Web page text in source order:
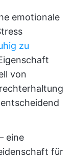
emotionale
zu
von
eine
für